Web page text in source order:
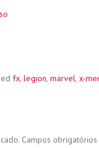
fx, legion, marvel, x-
Campos